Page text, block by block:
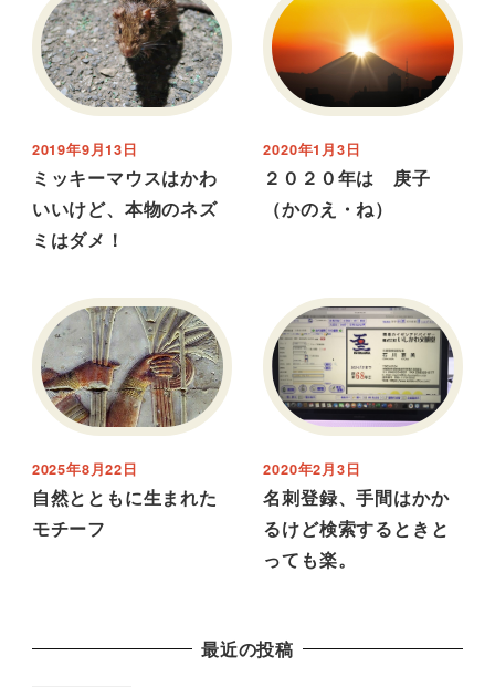
ミッキーマウスはかわ
いいけど、本物のネズ
ミはダメ！
2019年9月13日
２０２０年は 庚子
（かのえ・ね）
2020年1月3日
自然とともに生まれた
モチーフ
2025年8月22日
名刺登録、手間はかか
るけど検索するときと
っても楽。
2020年2月3日
最近の投稿